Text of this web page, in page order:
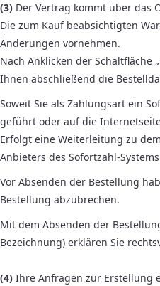
(3) Der Vertrag kommt über das
Die zum Kauf beabsichtigten
Änderungen vornehmen.
Nach Anklicken der Schaltfläche
Ihnen abschließend die
Soweit Sie als Zahlungsart ein
geführt oder auf die
Erfolgt eine Weiterleitung zu
Anbieters des Sofortzahl-
Vor Absenden der Bestellung
Bestellung abzubrechen.
Mit dem Absenden der
Bezeichnung) erklären Sie
(4) Ihre Anfragen zur Erstellung